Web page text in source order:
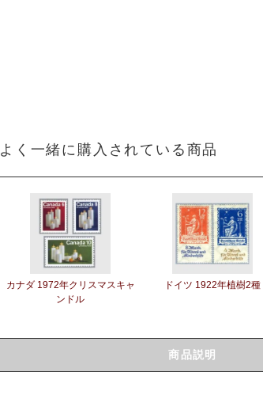
よく一緒に購入されている商品
カナダ 1972年クリスマスキャ
ンドル
ドイツ 1922年植樹2種
商品説明